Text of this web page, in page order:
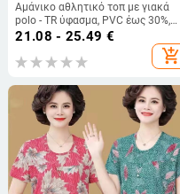
Αμάνικο αθλητικό τοπ με γιακά
polo - TR ύφασμα, PVC έως 30%,
δεύτερο υλικό 30-50%, στυλ
21.08 - 25.49 €
add_shopping_cart